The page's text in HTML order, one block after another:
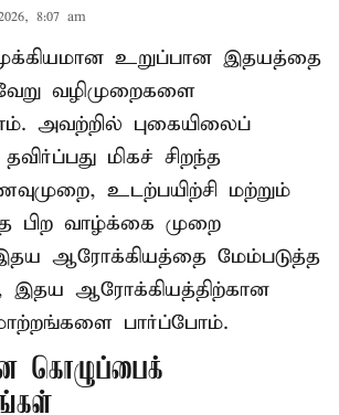
8:07 am
உறுப்பான இதயத்தை
வழிமுறைகளை
அவற்றில் புகையிலைப்
மிகச் சிறந்த
உடற்பயிற்சி மற்றும்
பிற வாழ்க்கை முறை
ஆரோக்கியத்தை மேம்படுத்த
இதய ஆரோக்கியத்திற்கான
பார்ப்போம்.
கொழுப்பைக்